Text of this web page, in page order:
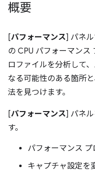
概要
[パフォーマンス] パネ
の CPU パフォーマンス
ロファイルを分析して
なる可能性のある箇所
法を見つけます。
[パフォーマンス] パネ
す。
パフォーマンス プ
キャプチャ設定を